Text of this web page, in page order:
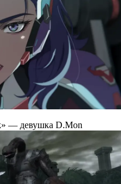
— девушка D.Mon